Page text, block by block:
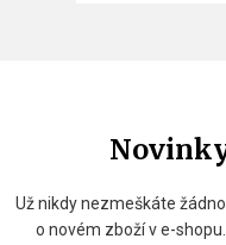
Už nikdy nezmeškáte
o novém zboží v e-